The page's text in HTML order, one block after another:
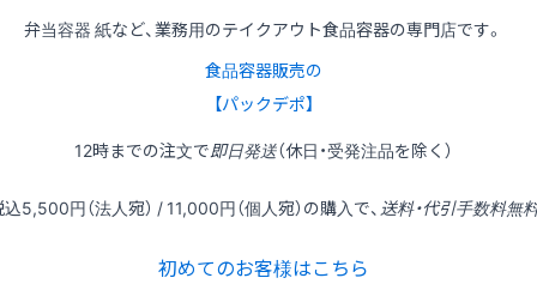
弁当容器 紙など、業務用のテイクアウト食品容器の専門店です。
食品容器販売の
【パックデポ】
12時までの注文で即日発送（休日・受発注品を除く）
込5,500円（法人宛） / 11,000円（個人宛）の購入で、 送料・代引手数料無
初めてのお客様はこちら